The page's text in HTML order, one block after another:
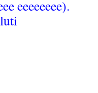
eeeeeeee).